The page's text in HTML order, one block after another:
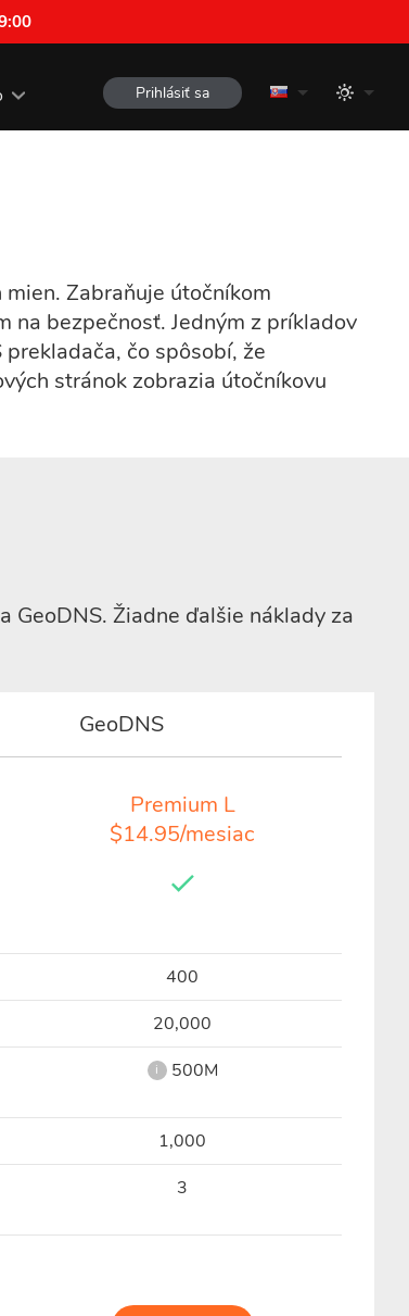
Prihlásiť sa
Zabraňuje útočníkom
na bezpečnosť. Jedným z príkladov
čo spôsobí, že
stránok zobrazia útočníkovu
GeoDNS. Žiadne ďalšie náklady za
GeoDNS
Premium L
$14.95/mesiac
400
20,000
i 500M
1,000
3